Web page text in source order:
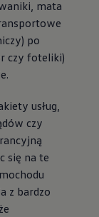
mata
po
czy foteliki)
usług,
czy
się na te
z bardzo